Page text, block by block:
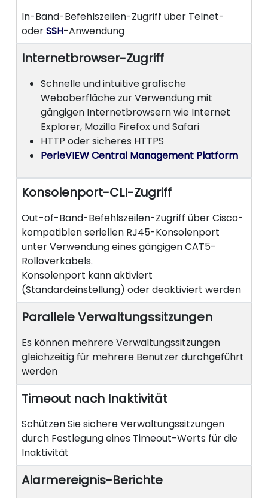
In-Band-Befehlszeilen-Zugriff über Telnet-
oderSSH-Anwendung
Internetbrowser-Zugriff
Schnelle und intuitive grafische
Weboberfläche zur Verwendung mit
gängigen Internetbrowsern wie Internet
Explorer, Mozilla Firefox und Safari
HTTP oder sicheres HTTPS
PerleVIEW Central Management Platform
Konsolenport-CLI-Zugriff
Out-of-Band-Befehlszeilen-Zugriff über Cisco-
kompatiblen seriellen RJ45-Konsolenport
unter Verwendung eines gängigen CAT5-
Rolloverkabels.
Konsolenport kann aktiviert
(Standardeinstellung) oder deaktiviert werden
Parallele Verwaltungssitzungen
Es können mehrere Verwaltungssitzungen
gleichzeitig für mehrere Benutzer durchgeführt
werden
Timeout nach Inaktivität
Schützen Sie sichere Verwaltungssitzungen
durch Festlegung eines Timeout-Werts für die
Inaktivität
Alarmereignis-Berichte